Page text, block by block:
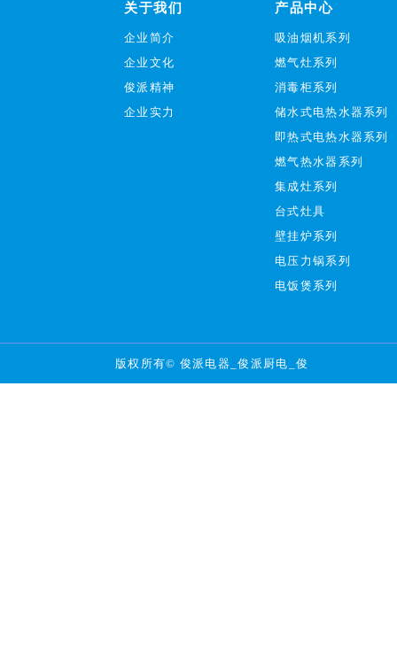
关于我们
企业简介
企业文化
俊派精神
企业实力
产品中心
吸油烟机系列
燃气灶系列
消毒柜系列
储水式电热水器系列
即热式电热水器系列
燃气热水器系列
集成灶系列
台式灶具
壁挂炉系列
电压力锅系列
电饭煲系列
版权所有© 俊派电器_俊派厨电_俊